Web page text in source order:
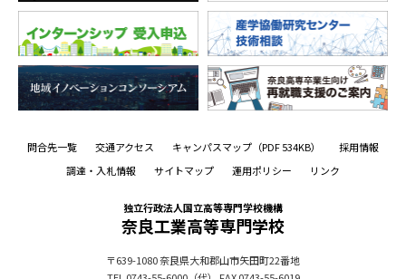
問合先一覧 交通アクセス キャンパスマップ （PDF 534KB）
採用情報
調達・入札情報
サイトマップ 運用ポリシー リンク
独立行政法人国立高等専門学校機構
奈良工業高等専門学校
〒639-1080奈良県大和郡山市矢田町22番地